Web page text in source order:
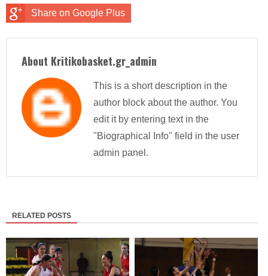
Share on Google Plus
About Kritikobasket.gr_admin
This is a short description in the
author block about the author. You
edit it by entering text in the
"Biographical Info" field in the user
admin panel.
RELATED POSTS